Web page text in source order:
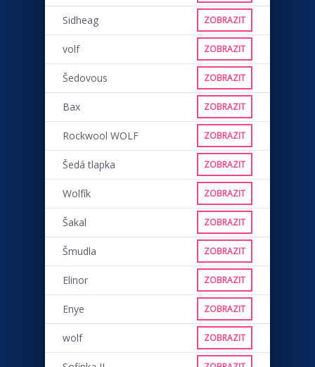
Sidheag ZOBRAZIT
volf ZOBRAZIT
Šedovous ZOBRAZIT
Bax ZOBRAZIT
Rockwool WOLF ZOBRAZIT
Šedá tlapka ZOBRAZIT
Wolfík ZOBRAZIT
Šakal ZOBRAZIT
Šmudla ZOBRAZIT
Elinor ZOBRAZIT
Enye ZOBRAZIT
wolf ZOBRAZIT